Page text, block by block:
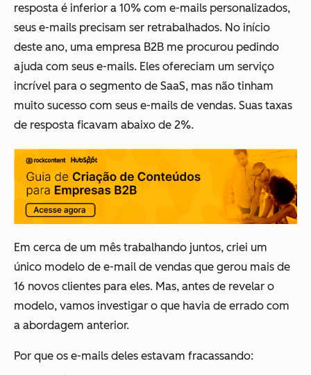
resposta é inferior a 10% com e-mails personalizados,
seus e-mails precisam ser retrabalhados. No início
deste ano, uma empresa B2B me procurou pedindo
ajuda com seus e-mails. Eles ofereciam um serviço
incrível para o segmento de SaaS, mas não tinham
muito sucesso com seus e-mails de vendas. Suas taxas
de resposta ficavam abaixo de 2%.
Em cerca de um mês trabalhando juntos, criei um
único modelo de e-mail de vendas que gerou mais de
16 novos clientes para eles. Mas, antes de revelar o
modelo, vamos investigar o que havia de errado com
a abordagem anterior.
Por que os e-mails deles estavam fracassando: